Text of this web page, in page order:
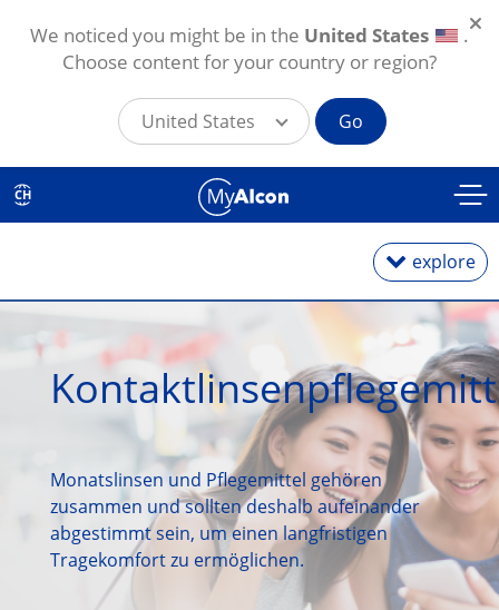
Aller au contenu principal
CH
explore
Journalières
Torische Linsen
Multifocales
Farbige Linsen
Produits d'entretien
Monatslinsen und Pflegemittel gehören
zusammen und sollten deshalb aufeinander
abgestimmt sein, um einen langfristigen
Tragekomfort zu ermöglichen.
We noticed you might be in the United States
.
Choose content for your country or region?
United States Go